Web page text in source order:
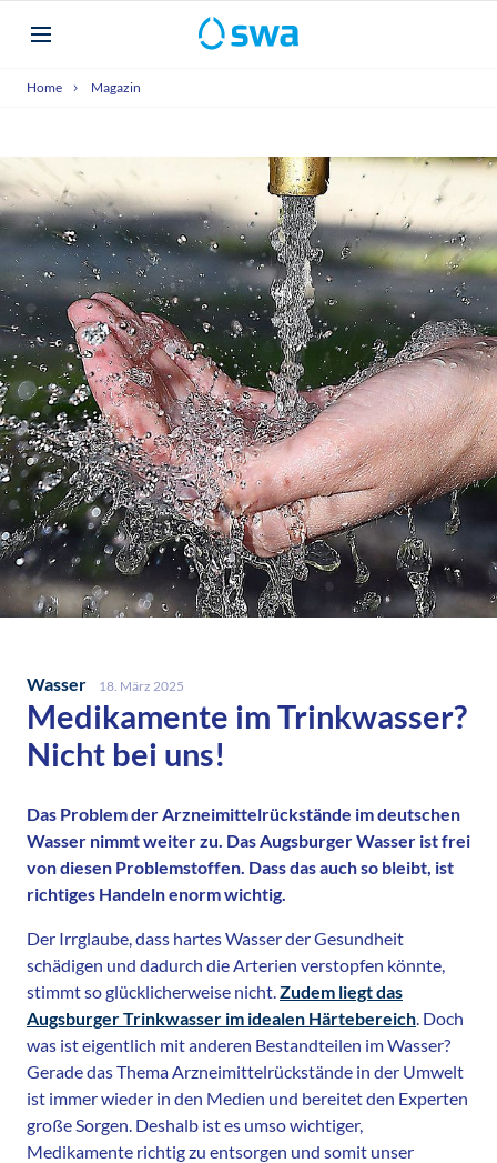
Home Magazin
Wasser 18. März 2025
Medikamente im Trinkwasser?
Nicht bei uns!
Das Problem der Arzneimittelrückstände im deutschen
Wasser nimmt weiter zu. Das Augsburger Wasser ist frei
von diesen Problemstoffen. Dass das auch so bleibt, ist
richtiges Handeln enorm wichtig.
Der Irrglaube, dass hartes Wasser der Gesundheit
schädigen und dadurch die Arterien verstopfen könnte,
stimmt so glücklicherweise nicht. Zudem liegt das
Augsburger Trinkwasser im idealen Härtebereich . Doch
was ist eigentlich mit anderen Bestandteilen im Wasser?
Gerade das Thema Arzneimittelrückstände in der Umwelt
ist immer wieder in den Medien und bereitet den Experten
große Sorgen. Deshalb ist es umso wichtiger,
Medikamente richtig zu entsorgen und somit unser